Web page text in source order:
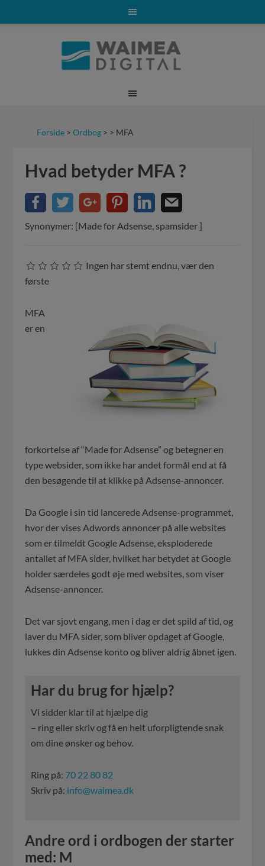
Forside >Ordbog > > MFA
Hvad betyder MFA ?
Synonymer: [Made for Adsense, spamsider ]
Ingen har stemt endnu, vær den
første
MFA
er en
forkortelse af “Made for Adsense” og betegner en
type websider, som ikke har andet formål end at få
den besøgende til at klikke på Adsense-annoncer.
Da Google i sin tid lancerede Adsense-programmet,
hvor der vises Adwords annoncer på alle websites
som er tilmeldt Google Adsense, eksploderede
antallet af MFA sider, hvilket har betydet at Google
holder særdeles godt øje med websites, som viser
Adsense-annoncer.
Det var sjovt engang, men i dag er det spild af tid, og
laver du MFA sider, som bliver opdaget af Google,
lukkes din Adsense konto og bliver aldrig åbnet igen.
Har du brug for hjælp?
Vi sidder klar til at hjælpe dig
– ring eller skriv og få en helt uforpligtende snak
om dine ønsker og behov.
Ring på: 70 22 80 82
Skriv på: info@waimea.dk
Andre ord i ordbogen der starter
med: M